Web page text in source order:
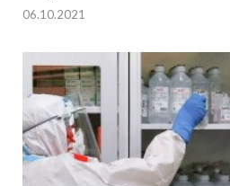
06.10.2021